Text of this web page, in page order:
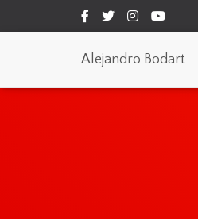
Alejandro Bodart